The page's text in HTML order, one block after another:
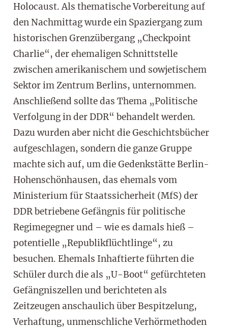
Holocaust. Als thematische Vorbereitung auf
den Nachmittag wurde ein Spaziergang zum
historischen Grenzübergang „Checkpoint
Charlie“, der ehemaligen Schnittstelle
zwischen amerikanischem und sowjetischem
Sektor im Zentrum Berlins, unternommen.
Anschließend sollte das Thema „Politische
Verfolgung in der DDR“ behandelt werden.
Dazu wurden aber nicht die Geschichtsbücher
aufgeschlagen, sondern die ganze Gruppe
machte sich auf, um die Gedenkstätte Berlin-
Hohenschönhausen, das ehemals vom
Ministerium für Staatssicherheit (MfS) der
DDR betriebene Gefängnis für politische
Regimegegner und – wie es damals hieß –
potentielle „Republikflüchtlinge“, zu
besuchen. Ehemals Inhaftierte führten die
Schüler durch die als „U-Boot“ gefürchteten
Gefängniszellen und berichteten als
Zeitzeugen anschaulich über Bespitzelung,
Verhaftung, unmenschliche Verhörmethoden